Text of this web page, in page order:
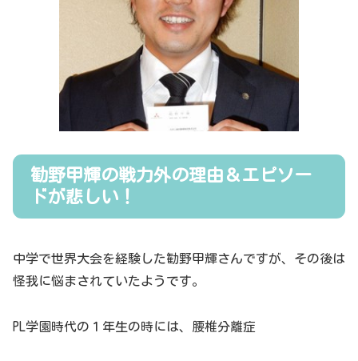
勧野甲輝の戦力外の理由＆エピソー
ドが悲しい！
中学で世界大会を経験した勧野甲輝さんですが、その後は
怪我に悩まされていたようです。
PL学園時代の１年生の時には、腰椎分離症